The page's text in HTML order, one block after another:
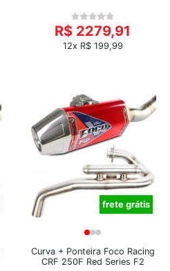
R$ 2279,91
12x R$ 199,99
frete grátis
Curva + Ponteira Foco Racing
CRF 250F Red Series F2